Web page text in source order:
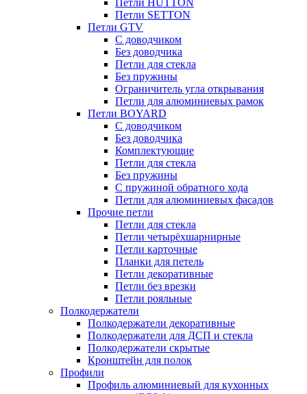
Петли SETTON
Петли GTV
С доводчиком
Без доводчика
Петли для стекла
Без пружины
Ограничитель угла открывания
Петли для алюминиевых рамок
Петли BOYARD
С доводчиком
Без доводчика
Комплектующие
Петли для стекла
Без пружины
С пружиной обратного хода
Петли для алюминиевых фасадов
Прочие петли
Петли для стекла
Петли четырёхшарнирные
Петли карточные
Планки для петель
Петли декоративные
Петли без врезки
Петли рояльные
Полкодержатели
Полкодержатели декоративные
Полкодержатели для ДСП и стекла
Полкодержатели скрытые
Кронштейн для полок
Профили
Профиль алюминиевый для кухонных